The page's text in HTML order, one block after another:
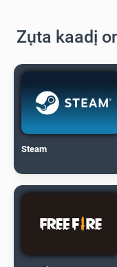
Zụta kaadị
Steam